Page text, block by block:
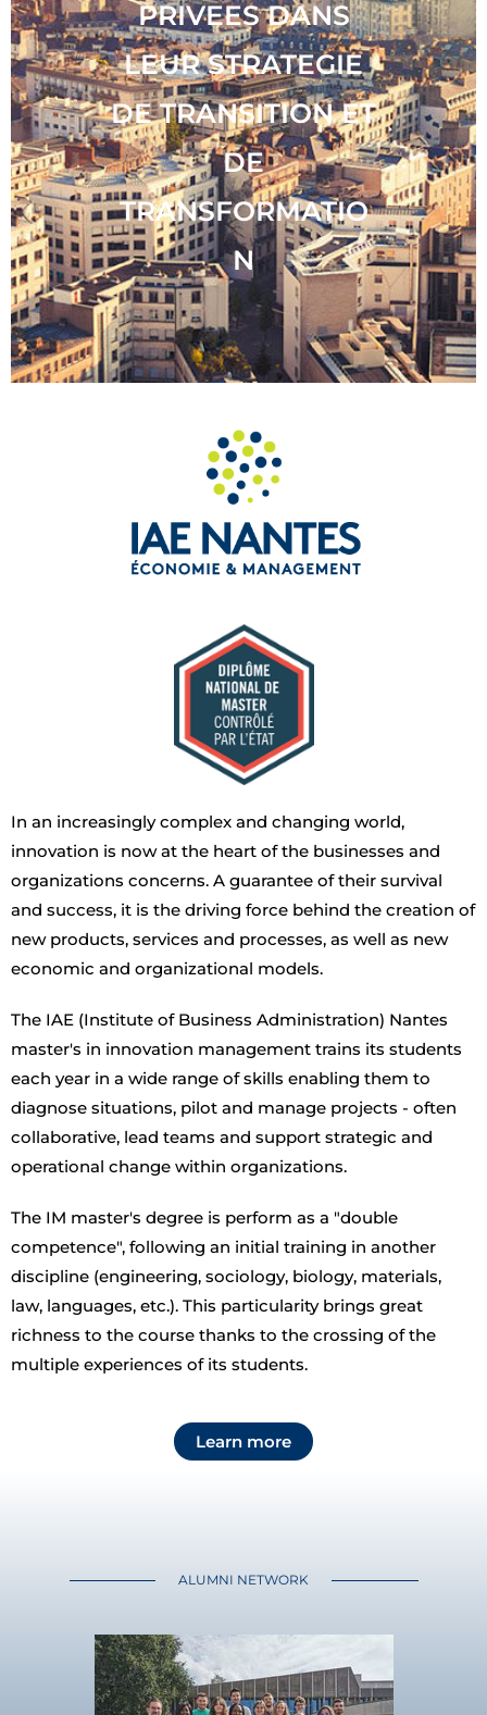
PRIVEES DANS
LEUR STRATEGIE
DE TRANSITION ET
DE
TRANSFORMATIO
N
In an increasingly complex and changing world,
innovation is now at the heart of the businesses and
organizations concerns. A guarantee of their survival
and success, it is the driving force behind the creation of
new products, services and processes, as well as new
economic and organizational models.
The IAE (Institute of Business Administration) Nantes
master's in innovation management trains its students
each year in a wide range of skills enabling them to
diagnose situations, pilot and manage projects - often
collaborative, lead teams and support strategic and
operational change within organizations.
The IM master's degree is perform as a "double
competence", following an initial training in another
discipline (engineering, sociology, biology, materials,
law, languages, etc.). This particularity brings great
richness to the course thanks to the crossing of the
multiple experiences of its students.
Learn more
ALUMNI NETWORK